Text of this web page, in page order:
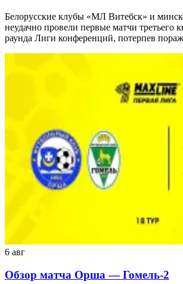
Белорусские клубы «МЛ Витебск» и
неудачно провели первые матчи третьего
раунда Лиги конференций, потерпев
6 авг
Обзор матча Орша — Гомель-2